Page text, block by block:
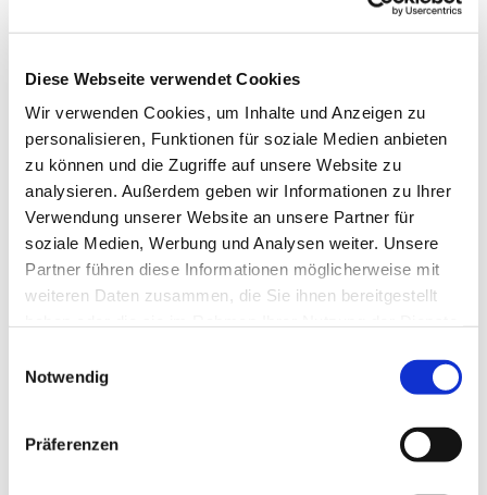
Diese Webseite verwendet Cookies
Wir verwenden Cookies, um Inhalte und Anzeigen zu
personalisieren, Funktionen für soziale Medien anbieten
zu können und die Zugriffe auf unsere Website zu
analysieren. Außerdem geben wir Informationen zu Ihrer
Verwendung unserer Website an unsere Partner für
soziale Medien, Werbung und Analysen weiter. Unsere
Partner führen diese Informationen möglicherweise mit
weiteren Daten zusammen, die Sie ihnen bereitgestellt
Notwendig
PräferenzenDies könnte Sie auch